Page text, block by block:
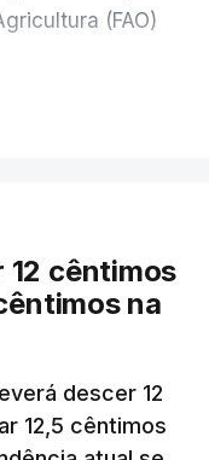
(FAO)
conflitos na
os
mensais
subiu para
12 cêntimos
na
descer 12
12,5 cêntimos